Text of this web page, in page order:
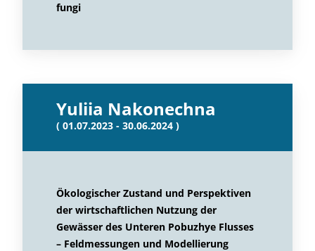
fungi
Yuliia Nakonechna
( 01.07.2023 - 30.06.2024 )
Ökologischer Zustand und Perspektiven
der wirtschaftlichen Nutzung der
Gewässer des Unteren Pobuzhye Flusses
– Feldmessungen und Modellierung